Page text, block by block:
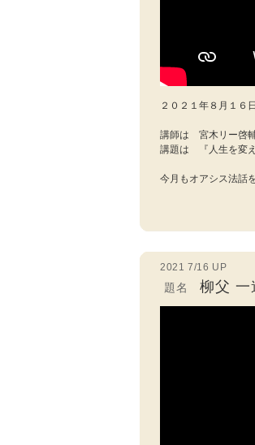
２０２１年８月１６
講師は 宮木リー啓
講題は 『人生を変え
今月もオアシス法話
2021 7/16 UP
題名 柳父 一